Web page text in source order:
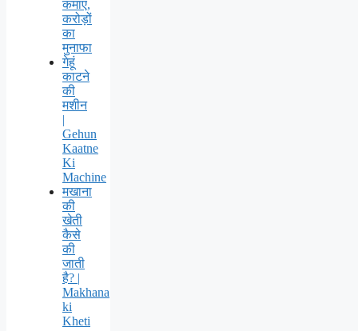
कमाए,
करोड़ों
का
मुनाफा
गेहूं
काटने
की
मशीन
|
Gehun
Kaatne
Ki
Machine
मखाना
की
खेती
कैसे
की
जाती
है? |
Makhana
ki
Kheti